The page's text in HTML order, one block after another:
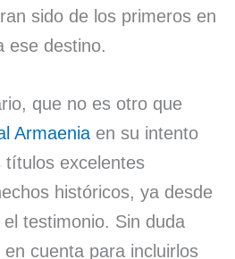
sido de los primeros en
ese destino.
que no es otro que
Armaenia en su intento
títulos excelentes
históricos, ya desde
testimonio. Sin duda
cuenta para incluirlos